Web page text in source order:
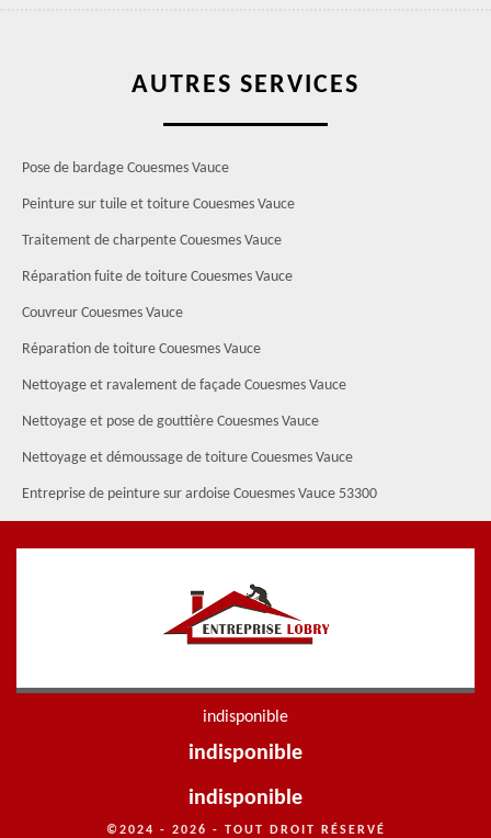
AUTRES SERVICES
Pose de bardage Couesmes Vauce
Peinture sur tuile et toiture Couesmes Vauce
Traitement de charpente Couesmes Vauce
Réparation fuite de toiture Couesmes Vauce
Couvreur Couesmes Vauce
Réparation de toiture Couesmes Vauce
Nettoyage et ravalement de façade Couesmes Vauce
Nettoyage et pose de gouttière Couesmes Vauce
Nettoyage et démoussage de toiture Couesmes Vauce
Entreprise de peinture sur ardoise Couesmes Vauce 53300
indisponible
indisponible
indisponible
©2024 - 2026 - TOUT DROIT RÉSERVÉ